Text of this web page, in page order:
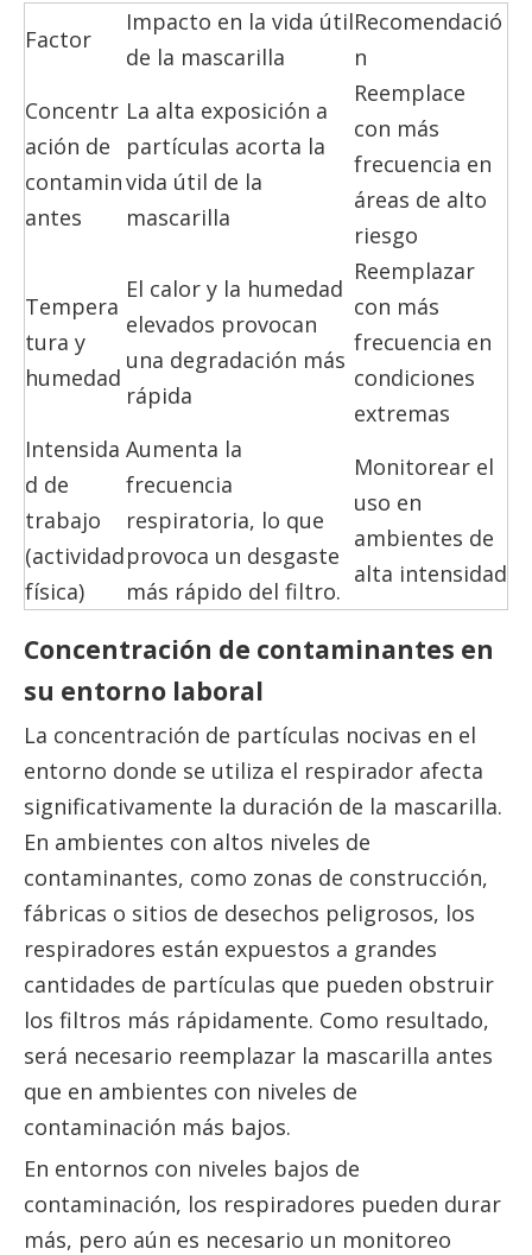
Factor
Impacto en la vida útil
de la mascarilla
Recomendació
n
Concentr
ación de
contamin
antes
La alta exposición a
partículas acorta la
vida útil de la
mascarilla
Reemplace
con más
frecuencia en
áreas de alto
riesgo
Tempera
tura y
humedad
El calor y la humedad
elevados provocan
una degradación más
rápida
Reemplazar
con más
frecuencia en
condiciones
extremas
Intensida
d de
trabajo
(actividad
física)
Aumenta la
frecuencia
respiratoria, lo que
provoca un desgaste
más rápido del filtro.
Monitorear el
uso en
ambientes de
alta intensidad
Concentración de contaminantes en
su entorno laboral
La concentración de partículas nocivas en el
entorno donde se utiliza el respirador afecta
significativamente la duración de la mascarilla.
En ambientes con altos niveles de
contaminantes, como zonas de construcción,
fábricas o sitios de desechos peligrosos, los
respiradores están expuestos a grandes
cantidades de partículas que pueden obstruir
los filtros más rápidamente. Como resultado,
será necesario reemplazar la mascarilla antes
que en ambientes con niveles de
contaminación más bajos.
En entornos con niveles bajos de
contaminación, los respiradores pueden durar
más, pero aún es necesario un monitoreo